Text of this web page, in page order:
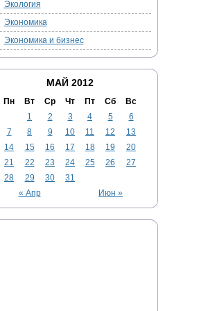
Экология
Экономика
Экономика и бизнес
МАЙ 2012
Пн Вт Ср Чт Пт Сб Вс
« Апр Июн »
1 2 3 4 5
6
7
8 9 10 11 12
13
14
15 16 17 18 19
20
21
22 23 24 25 26
27
28
29 30 31